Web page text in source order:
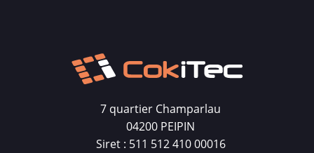
7 quartier Champarlau
04200 PEIPIN
Siret : 511 512 410 00016